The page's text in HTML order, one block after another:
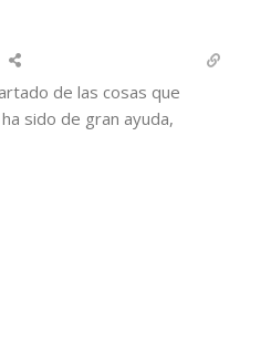
de las cosas que
sido de gran ayuda,